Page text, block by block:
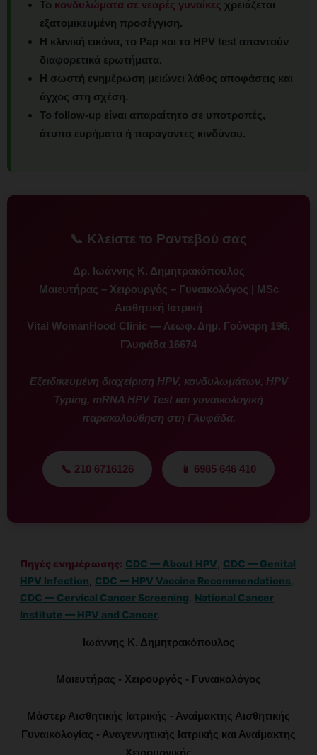
Το κονδυλώματα σε νεαρές γυναίκες χρειάζεται
εξατομικευμένη προσέγγιση.
Η κλινική εικόνα, το Pap και το HPV test απαντούν
διαφορετικά ερωτήματα.
Η σωστή ενημέρωση μειώνει λάθος αποφάσεις και
άγχος στη σχέση.
Το follow-up είναι απαραίτητο σε υποτροπές,
άτυπα ευρήματα ή παράγοντες κινδύνου.
📞 Κλείστε το Ραντεβού σας
Δρ. Ιωάννης Κ. Δημητρακόπουλος
Μαιευτήρας – Χειρουργός – Γυναικολόγος | MSc
Αισθητική Ιατρική
Vital WomanHood Clinic — Λεωφ. Δημ. Γούναρη 196,
Γλυφάδα 16674
Εξειδικευμένη διαχείριση HPV, κονδυλωμάτων, HPV
Typing, mRNA HPV Test και γυναικολογική
παρακολούθηση στη Γλυφάδα.
📞 210 6716126 📱 6985 646 410
Πηγές ενημέρωσης: CDC — About HPV CDC — Genital
HPV Infection CDC — HPV Vaccine Recommendations
CDC — Cervical Cancer Screening National Cancer
Institute — HPV and Cancer
Ιωάννης Κ. Δημητρακόπουλος
Μαιευτήρας - Χειρουργός - Γυναικολόγος
Μάστερ Αισθητικής Ιατρικής - Αναίμακτης Αισθητικής
Γυναικολογίας - Αναγεννητικής Ιατρικής και Αναίμακτης
Χειρουργικής